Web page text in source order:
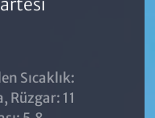
Sıcaklık:
Rüzgar: 11